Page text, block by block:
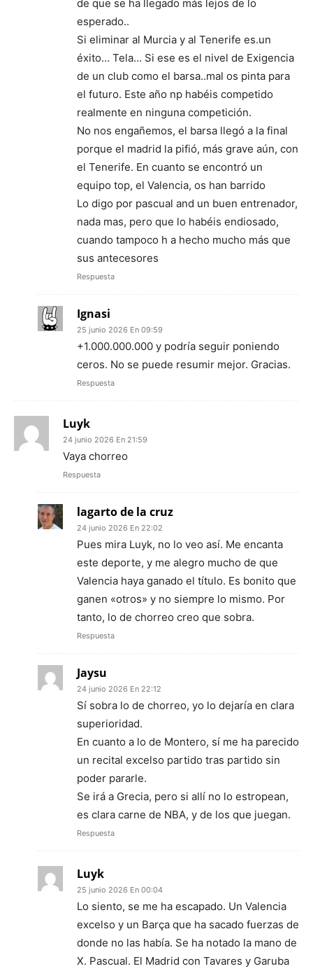
de que se ha llegado más lejos de lo
esperado..
Si eliminar al Murcia y al Tenerife es.un
éxito… Tela… Si ese es el nivel de Exigencia
de un club como el barsa..mal os pinta para
el futuro. Este año np habéis competido
realmente en ninguna competición.
No nos engañemos, el barsa llegó a la final
porque el madrid la pifió, más grave aún, con
el Tenerife. En cuanto se encontró un
equipo top, el Valencia, os han barrido
Lo digo por pascual and un buen entrenador,
nada mas, pero que lo habéis endiosado,
cuando tampoco h a hecho mucho más que
sus antecesores
Respuesta
Ignasi
25 junio 2026 En 09:59
+1.000.000.000 y podría seguir poniendo
ceros. No se puede resumir mejor. Gracias.
Respuesta
Luyk
24 junio 2026 En 21:59
Vaya chorreo
Respuesta
lagarto de la cruz
24 junio 2026 En 22:02
Pues mira Luyk, no lo veo así. Me encanta
este deporte, y me alegro mucho de que
Valencia haya ganado el título. Es bonito que
ganen «otros» y no siempre lo mismo. Por
tanto, lo de chorreo creo que sobra.
Respuesta
Jaysu
24 junio 2026 En 22:12
Sí sobra lo de chorreo, yo lo dejaría en clara
superioridad.
En cuanto a lo de Montero, sí me ha parecido
un recital excelso partido tras partido sin
poder pararle.
Se irá a Grecia, pero si allí no lo estropean,
es clara carne de NBA, y de los que juegan.
Respuesta
Luyk
25 junio 2026 En 00:04
Lo siento, se me ha escapado. Un Valencia
excelso y un Barça que ha sacado fuerzas de
donde no las había. Se ha notado la mano de
X. Pascual. El Madrid con Tavares y Garuba